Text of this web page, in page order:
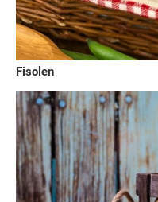
Fisolen